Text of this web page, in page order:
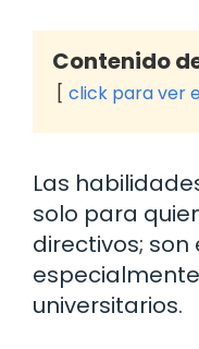
Contenido
click para ver
Las
solo para
directivos;
universitarios.